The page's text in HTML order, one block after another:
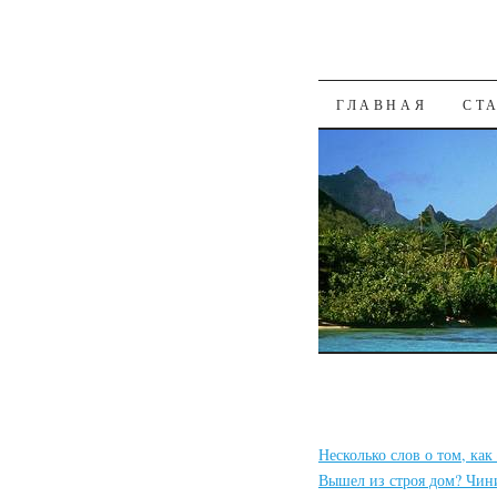
К
ГЛАВНАЯ
Несколько слов о том,
Вышел из строя дом?